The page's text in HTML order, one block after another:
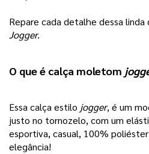
Repare cada detalhe dessa
Jogger.
O que é calça moletom
Essa calça estilo jogger, é um
justo no tornozelo, com um
esportiva, casual, 100%
elegância!